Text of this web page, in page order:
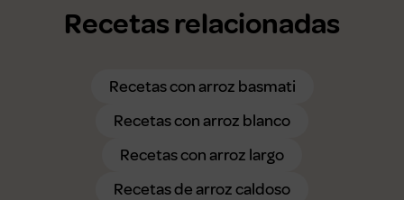
Recetas relacionadas
Recetas con arroz basmati
Recetas con arroz blanco
Recetas con arroz largo
Recetas de arroz caldoso